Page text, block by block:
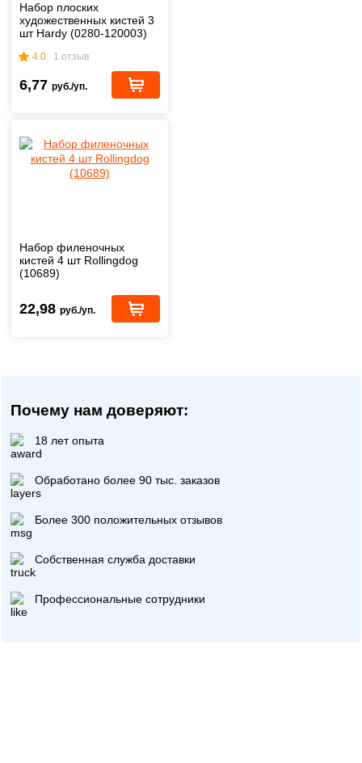
Набор плоских
художественных кистей 3
шт Hardy (0280-120003)
4.0 1 отзыв
6,77 руб./уп.
Набор филеночных
кистей 4 шт Rollingdog
(10689)
22,98 руб./уп.
Почему нам доверяют:
18 лет опыта
Обработано более 90 тыс. заказов
Более 300 положительных отзывов
Собственная служба доставки
Профессиональные сотрудники